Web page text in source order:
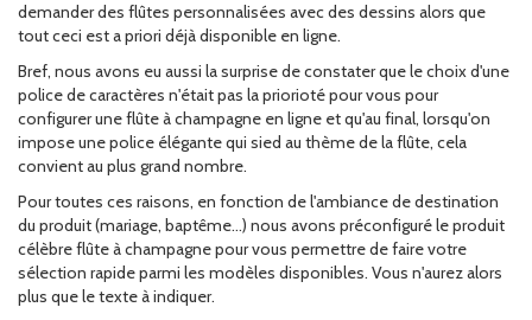
demander des flûtes personnalisées avec des dessins alors que
tout ceci est a priori déjà disponible en ligne.
Bref, nous avons eu aussi la surprise de constater que le choix d'une
police de caractères n'était pas la priorioté pour vous pour
configurer une flûte à champagne en ligne et qu'au final, lorsqu'on
impose une police élégante qui sied au thème de la flûte, cela
convient au plus grand nombre.
Pour toutes ces raisons, en fonction de l'ambiance de destination
du produit (mariage, baptême...) nous avons préconfiguré le produit
célèbre flûte à champagne pour vous permettre de faire votre
sélection rapide parmi les modèles disponibles. Vous n'aurez alors
plus que le texte à indiquer.